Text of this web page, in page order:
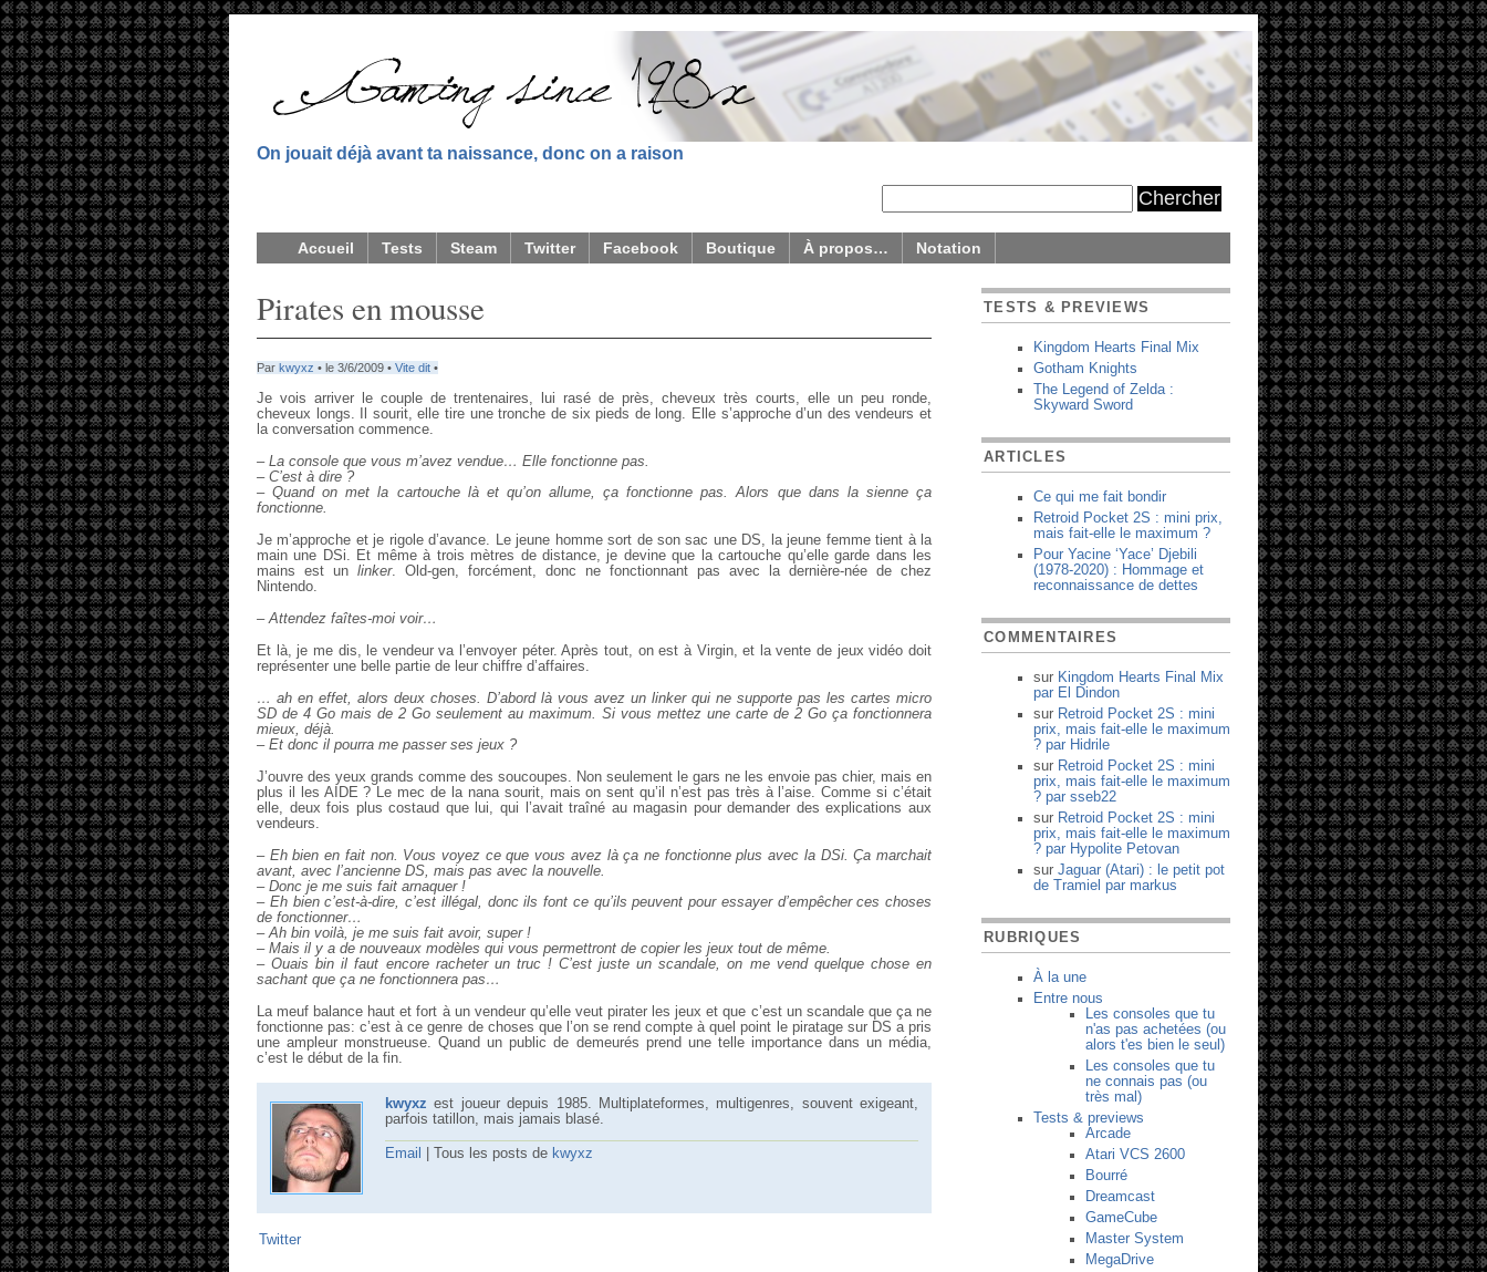
On jouait déjà avant ta naissance, donc on a raison
Accueil Tests Steam Twitter Facebook Boutique À propos… Notation
Pirates en mousse
Par kwyxz • le 3/6/2009 • Vite dit •
Je vois arriver le couple de trentenaires, lui rasé de près, cheveux très courts, elle un peu ronde,
cheveux longs. Il sourit, elle tire une tronche de six pieds de long. Elle s’approche d’un des vendeurs et
la conversation commence.
– La console que vous m’avez vendue… Elle fonctionne pas.
– C’est à dire ?
– Quand on met la cartouche là et qu’on allume, ça fonctionne pas. Alors que dans la sienne ça
fonctionne.
Je m’approche et je rigole d’avance. Le jeune homme sort de son sac une DS, la jeune femme tient à la
main une DSi. Et même à trois mètres de distance, je devine que la cartouche qu’elle garde dans les
mains est un linker. Old-gen, forcément, donc ne fonctionnant pas avec la dernière-née de chez
Nintendo.
– Attendez faîtes-moi voir…
Et là, je me dis, le vendeur va l’envoyer péter. Après tout, on est à Virgin, et la vente de jeux vidéo doit
représenter une belle partie de leur chiffre d’affaires.
… ah en effet, alors deux choses. D’abord là vous avez un linker qui ne supporte pas les cartes micro
SD de 4 Go mais de 2 Go seulement au maximum. Si vous mettez une carte de 2 Go ça fonctionnera
mieux, déjà.
– Et donc il pourra me passer ses jeux ?
J’ouvre des yeux grands comme des soucoupes. Non seulement le gars ne les envoie pas chier, mais en
plus il les AIDE ? Le mec de la nana sourit, mais on sent qu’il n’est pas très à l’aise. Comme si c’était
elle, deux fois plus costaud que lui, qui l’avait traîné au magasin pour demander des explications aux
vendeurs.
– Eh bien en fait non. Vous voyez ce que vous avez là ça ne fonctionne plus avec la DSi. Ça marchait
avant, avec l’ancienne DS, mais pas avec la nouvelle.
– Donc je me suis fait arnaquer !
– Eh bien c’est-à-dire, c’est illégal, donc ils font ce qu’ils peuvent pour essayer d’empêcher ces choses
de fonctionner…
– Ah bin voilà, je me suis fait avoir, super !
– Mais il y a de nouveaux modèles qui vous permettront de copier les jeux tout de même.
– Ouais bin il faut encore racheter un truc ! C’est juste un scandale, on me vend quelque chose en
sachant que ça ne fonctionnera pas…
La meuf balance haut et fort à un vendeur qu’elle veut pirater les jeux et que c’est un scandale que ça ne
fonctionne pas: c’est à ce genre de choses que l’on se rend compte à quel point le piratage sur DS a pris
une ampleur monstrueuse. Quand un public de demeurés prend une telle importance dans un média,
c’est le début de la fin.
kwyxz est joueur depuis 1985. Multiplateformes, multigenres, souvent exigeant,
parfois tatillon, mais jamais blasé.
Email | Tous les posts de kwyxz
Twitter
TESTS & PREVIEWS
Kingdom Hearts Final Mix
Gotham Knights
The Legend of Zelda :
Skyward Sword
ARTICLES
Ce qui me fait bondir
Retroid Pocket 2S : mini prix,
mais fait-elle le maximum ?
Pour Yacine ‘Yace’ Djebili
(1978-2020) : Hommage et
reconnaissance de dettes
COMMENTAIRES
sur Kingdom Hearts Final Mix
par El Dindon
sur Retroid Pocket 2S : mini
prix, mais fait-elle le maximum
? par Hidrile
sur Retroid Pocket 2S : mini
prix, mais fait-elle le maximum
? par sseb22
sur Retroid Pocket 2S : mini
prix, mais fait-elle le maximum
? par Hypolite Petovan
sur Jaguar (Atari) : le petit pot
de Tramiel par markus
RUBRIQUES
À la une
Entre nous
Les consoles que tu
n'as pas achetées (ou
alors t'es bien le seul)
Les consoles que tu
ne connais pas (ou
très mal)
Tests & previews
Arcade
Atari VCS 2600
Bourré
Dreamcast
GameCube
Master System
MegaDrive